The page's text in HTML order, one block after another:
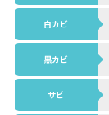
白カビ
黒カビ
サビ